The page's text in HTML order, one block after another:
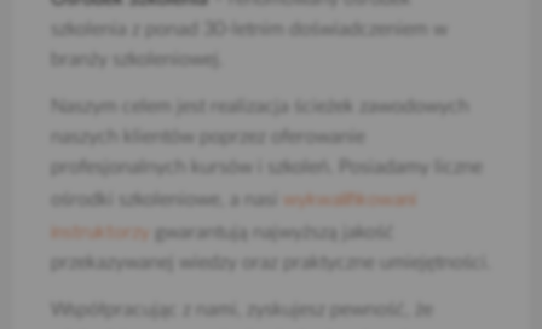
szkolenia z ponad 30-letnim doświadczeniem w
branży szkoleniowej.
Naszym celem jest realizacja ścieżek zawodowych
naszych klientów poprzez oferowanie
profesjonalnych kursów i szkoleń. Posiadamy liczne
ośrodki szkoleniowe, a nasi
wykwalifikowani
instruktorzy
gwarantują najwyższą jakość
przekazywanej wiedzy oraz praktyczne umiejętności.
Współpracując z nami, zyskujesz pewność, że